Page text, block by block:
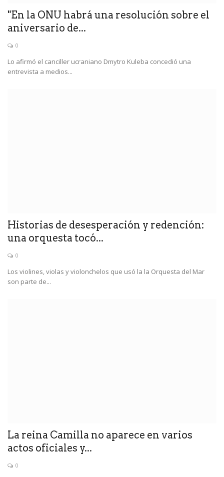
"En la ONU habrá una resolución sobre el
aniversario de...
0
Lo afirmó el canciller ucraniano Dmytro Kuleba concedió una
entrevista a medios...
Historias de desesperación y redención:
una orquesta tocó...
0
Los violines, violas y violonchelos que usó la la Orquesta del Mar
son parte de...
La reina Camilla no aparece en varios
actos oficiales y...
0